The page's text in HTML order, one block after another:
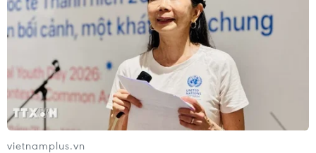
vietnamplus.vn